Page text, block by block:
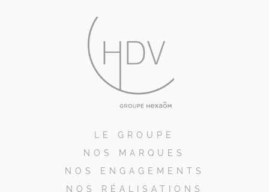
LE GROUPE
NOS MARQUES
NOS ENGAGEMENTS
NOS RÉALISATIONS